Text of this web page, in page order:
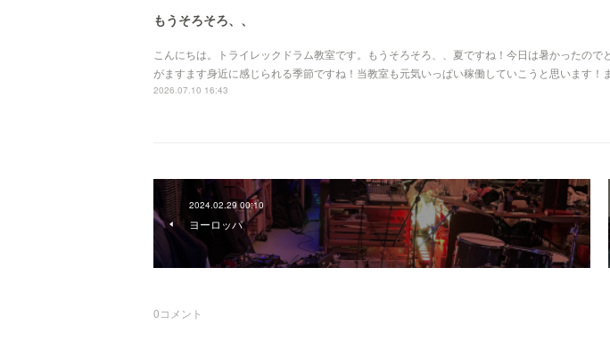
もうそろそろ、、
こんにちは。トライレックドラム教室です。もうそろそろ、、夏ですね！今日は暑かったの
がますます身近に感じられる季節ですね！当教室も元気いっぱい稼働していこうと思います
2026.07.10 16:43
2024.02.29 00:10
ヨーロッパ
0コメント